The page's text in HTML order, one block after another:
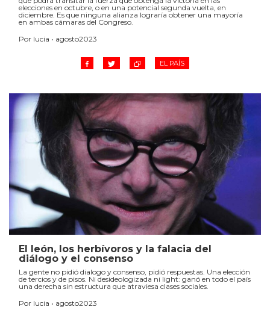
elecciones en octubre, o en una potencial segunda vuelta, en
diciembre. Es que ninguna alianza lograría obtener una mayoría
en ambas cámaras del Congreso.
Por lucia • agosto2023
EL PAÍS
El león, los herbívoros y la falacia del
diálogo y el consenso
La gente no pidió dialogo y consenso, pidió respuestas. Una elección
de tercios y de pisos. Ni desideologizada ni light: ganó en todo el país
una derecha sin estructura que atraviesa clases sociales.
Por lucia • agosto2023